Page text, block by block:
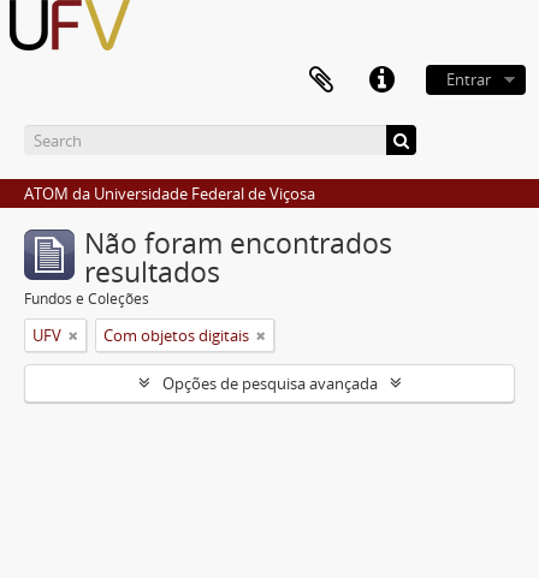
Entrar
ATOM da Universidade Federal de Viçosa
Não foram encontrados
resultados
Fundos e Coleções
UFV Com objetos digitais
Opções de pesquisa avançada